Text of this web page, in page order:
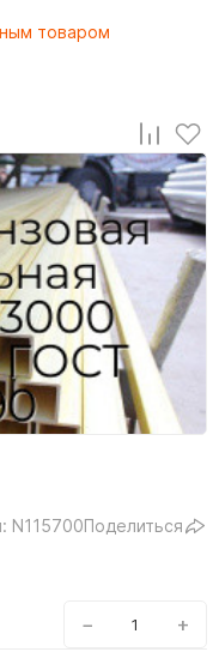
товаром
N115700Поделиться
− +